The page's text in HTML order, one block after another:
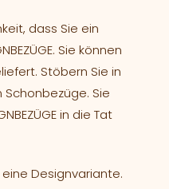
dass Sie ein
Sie können
Stöbern Sie in
Sie
in die Tat
Designvariante.